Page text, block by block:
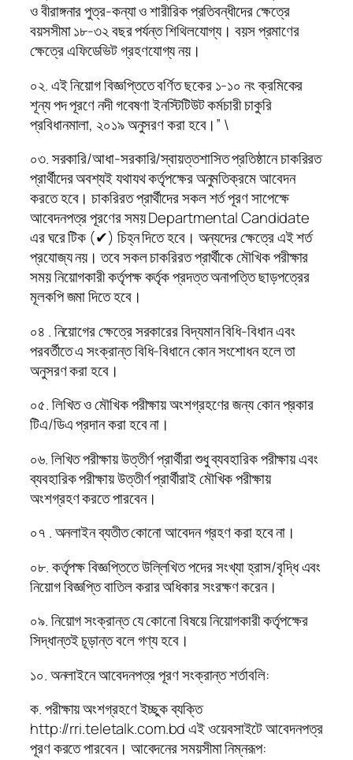
ও বীরাঙ্গনার পুত্র-কন্যা ও শারীরিক প্রতিবন্ধীদের ক্ষেত্রে
বয়সসীমা ১৮-৩২ বছর পর্যন্ত শিথিলযোগ্য। বয়স প্রমাণের
ক্ষেত্রে এফিডেভিট গ্রহণযোগ্য নয়।
০২. এই নিয়োগ বিজ্ঞপ্তিতে বর্ণিত ছকের ১-১০ নং ক্রমিকের
শূন্য পদ পূরণে নদী গবেষণা ইনস্টিটিউট কর্মচারী চাকুরি
প্রবিধানমালা, ২০১৯ অনুসরণ করা হবে।” \
০৩. সরকারি/আধা-সরকারি/স্বায়ত্তশাসিত প্রতিষ্ঠানে চাকরিরত
প্রার্থীদের অবশ্যই যথাযথ কর্তৃপক্ষের অনুমতিক্রমে আবেদন
করতে হবে। চাকরিরত প্রার্থীদের সকল শর্ত পূরণ সাপেক্ষে
আবেদনপত্র পূরণের সময় Departmental Candidate
এর ঘরে টিক (✔) চিহ্ন দিতে হবে। অন্যদের ক্ষেত্রে এই শর্ত
প্রযোজ্য নয়। তবে সকল চাকরিরত প্রার্থীকে মৌখিক পরীক্ষার
সময় নিয়োগকারী কর্তৃপক্ষ কর্তৃক প্রদত্ত অনাপত্তি ছাড়পত্রের
মূলকপি জমা দিতে হবে।
০৪ . নিয়োগের ক্ষেত্রে সরকারের বিদ্যমান বিধি-বিধান এবং
পরবর্তীতে এ সংক্রান্ত বিধি-বিধানে কোন সংশোধন হলে তা
অনুসরণ করা হবে।
০৫. লিখিত ও মৌখিক পরীক্ষায় অংশগ্রহণের জন্য কোন প্রকার
টিএ/ডিএ প্রদান করা হবে না।
০৬. লিখিত পরীক্ষায় উত্তীর্ণ প্রার্থীরা শুধু ব্যবহারিক পরীক্ষায় এবং
ব্যবহারিক পরীক্ষায় উত্তীর্ণ প্রার্থীরাই মৌখিক পরীক্ষায়
অংশগ্রহণ করতে পারবেন।
০৭ . অনলাইন ব্যতীত কোনো আবেদন গ্রহণ করা হবে না।
০৮. কর্তৃপক্ষ বিজ্ঞপ্তিতে উল্লিখিত পদের সংখ্যা হ্রাস/বৃদ্ধি এবং
নিয়োগ বিজ্ঞপ্তি বাতিল করার অধিকার সংরক্ষণ করেন।
০৯. নিয়োগ সংক্রান্ত যে কোনো বিষয়ে নিয়োগকারী কর্তৃপক্ষের
সিদ্ধান্তই চূড়ান্ত বলে গণ্য হবে।
১০. অনলাইনে আবেদনপত্র পূরণ সংক্রান্ত শর্তাবলি:
ক. পরীক্ষায় অংশগ্রহণে ইচ্ছুক ব্যক্তি
http://rri.teletalk.com.bd এই ওয়েবসাইটে আবেদনপত্র
পূরণ করতে পারবেন। আবেদনের সময়সীমা নিম্নরূপ: